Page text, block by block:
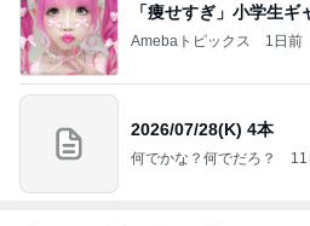
「痩せすぎ」小学生
Amebaトピックス 1日前
2026/07/28(K) 4本
何でかな？何でだろ？